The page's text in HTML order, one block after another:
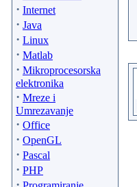
· Internet
· Java
· Linux
· Matlab
· Mikroprocesorska
elektronika
· Mreze i
Umrezavanje
· Office
· OpenGL
· Pascal
· PHP